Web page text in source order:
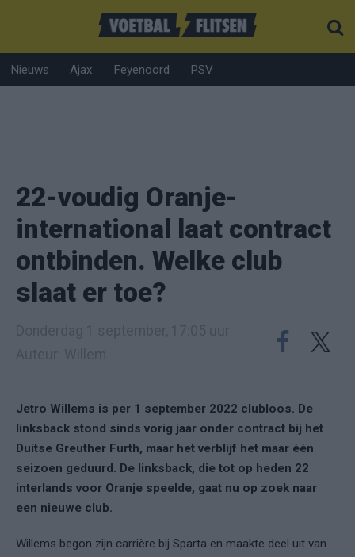
Nieuws Ajax Feyenoord PSV
22-voudig Oranje-
international laat contract
ontbinden. Welke club
slaat er toe?
Jetro Willems is per 1 september 2022 clubloos. De
linksback stond sinds vorig jaar onder contract bij het
Duitse Greuther Furth, maar het verblijf het maar één
seizoen geduurd. De linksback, die tot op heden 22
interlands voor Oranje speelde, gaat nu op zoek naar
een nieuwe club.
Willems begon zijn carrière bij Sparta en maakte deel uit van